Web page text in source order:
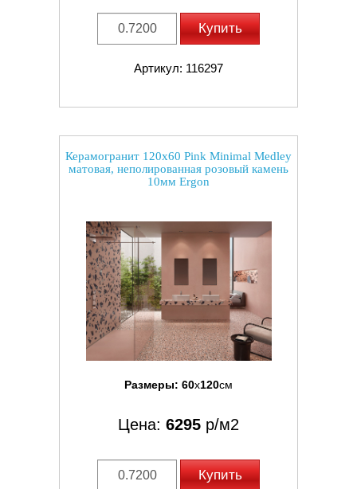
Купить
Артикул: 116297
Керамогранит 120x60 Pink Minimal Medley
матовая, неполированная розовый камень
10мм Ergon
Размеры: 60x120см
Цена: 6295 р/м2
Купить